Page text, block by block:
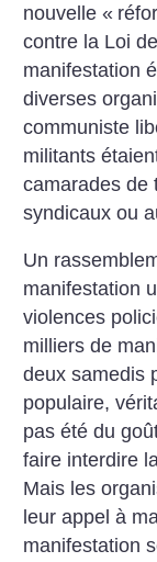
nouvelle «
contre la Loi
manifestation
diverses
communiste
militants
camarades de
syndicaux ou
Un
manifestation
violences
milliers de
deux samedis
populaire,
pas été du
faire interdire
Mais les
leur appel à
manifestation